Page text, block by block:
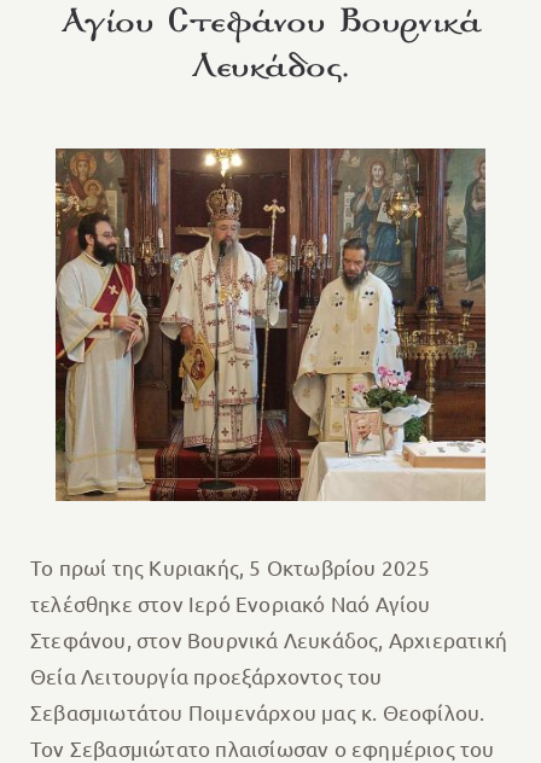
Αγίου Στεφάνου Βουρνικά
Λευκάδος.
Το πρωί της Κυριακής, 5 Οκτωβρίου 2025
τελέσθηκε στον Ιερό Ενοριακό Ναό Αγίου
Στεφάνου, στον Βουρνικά Λευκάδος, Αρχιερατική
Θεία Λειτουργία προεξάρχοντος του
Σεβασμιωτάτου Ποιμενάρχου μας κ. Θεοφίλου.
Τον Σεβασμιώτατο πλαισίωσαν ο εφημέριος του